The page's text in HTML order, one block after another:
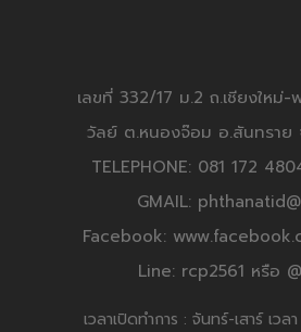
เลขที่ 332/17 ม.2 ถ.เชียงใหม่-
วัลย์ ต.หนองจ๊อม อ.สันทราย
TELEPHONE: 081 172
GMAIL:
Facebook:
Line: rcp2561 หรือ
เวลาเปิดทำการ : จันทร์-เสาร์ เว